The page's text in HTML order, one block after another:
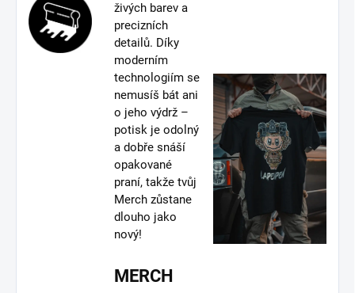
živých barev a
precizních
detailů. Díky
moderním
technologiím se
nemusíš bát ani
o jeho výdrž –
potisk je odolný
a dobře snáší
opakované
praní, takže tvůj
Merch zůstane
dlouho jako
nový!
MERCH